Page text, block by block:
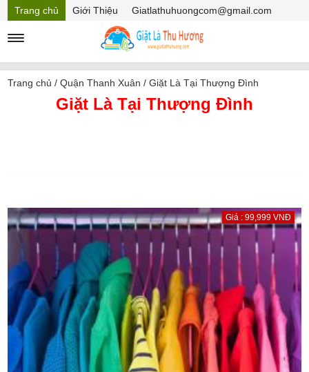
Trang chủ Giới Thiệu
Giatlathuhuongcom@gmail.com
Mã Giảm giá
Trang chủ /Quận Thanh Xuân /Giặt Là Tại Thượng Đình
Giặt Là Tại Thượng Đình
Giá : 99,999 VNĐ